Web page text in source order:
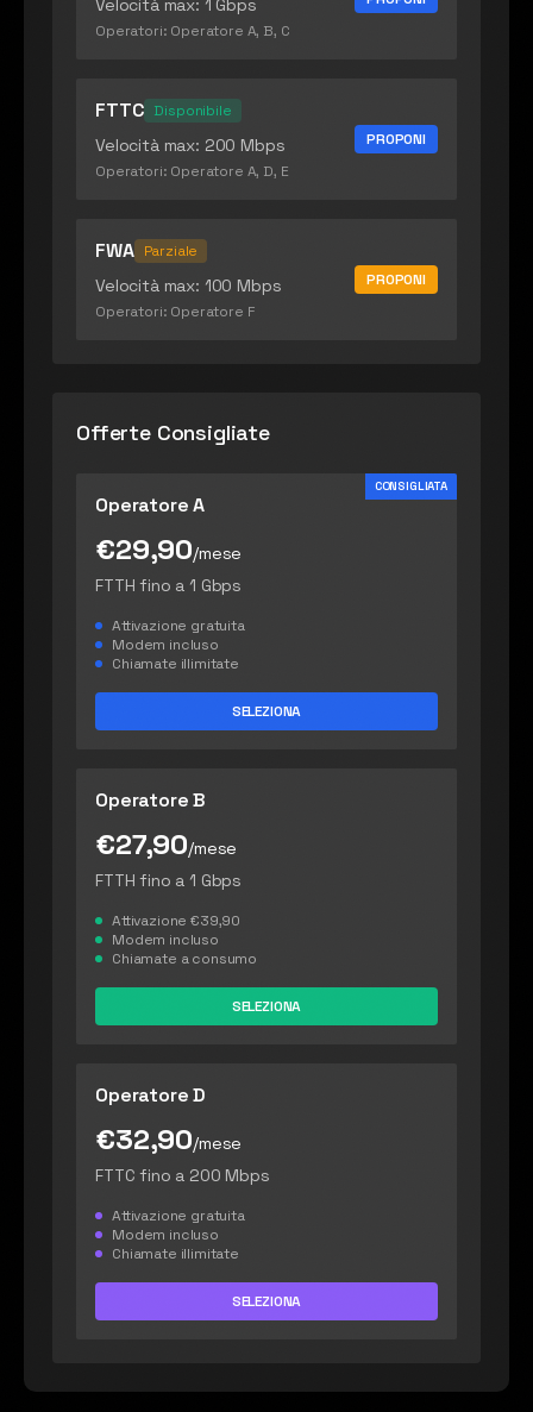
Operatori: Operatore A, B, C
FTTC Disponibile
Velocità max: 200 Mbps
Operatori: Operatore A, D, E
PROPONI
FWA Parziale
Velocità max: 100 Mbps
Operatori: Operatore F
PROPONI
Offerte Consigliate
CONSIGLIATA
Operatore A
€29,90/mese
FTTH fino a 1 Gbps
Attivazione gratuita
Modem incluso
Chiamate illimitate
SELEZIONA
Operatore B
€27,90/mese
FTTH fino a 1 Gbps
Attivazione €39,90
Modem incluso
Chiamate a consumo
SELEZIONA
Operatore D
€32,90/mese
FTTC fino a 200 Mbps
Attivazione gratuita
Modem incluso
Chiamate illimitate
SELEZIONA